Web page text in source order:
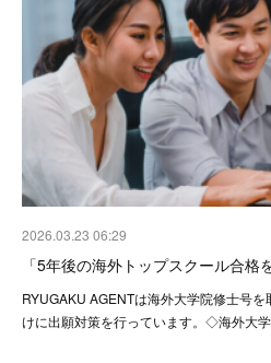
2026.03.23 06:29
「5年後の海外トップスクール合
RYUGAKU AGENTは海外大学院修士号
けに出願対策を行っています。◇海外大